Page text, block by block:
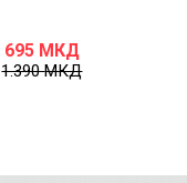
695 МКД
1.390МКД